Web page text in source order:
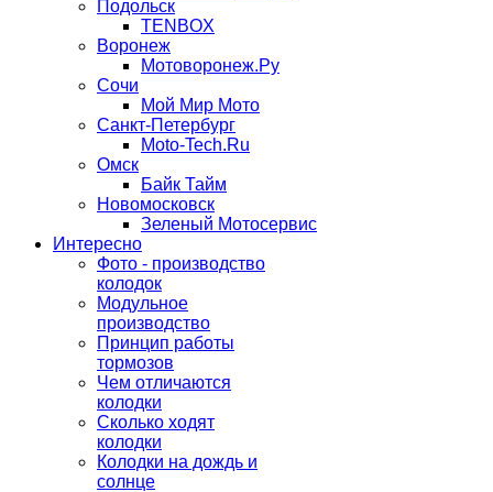
Подольск
TENBOX
Воронеж
Мотоворонеж.Ру
Сочи
Мой Мир Мото
Санкт-Петербург
Moto-Tech.Ru
Омск
Байк Тайм
Новомосковск
Зеленый Мотосервис
Интересно
Фото - производство
колодок
Модульное
производство
Принцип работы
тормозов
Чем отличаются
колодки
Сколько ходят
колодки
Колодки на дождь и
солнце